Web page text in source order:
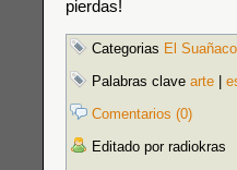
pierdas!
Categorias El
Palabras clave arte
Comentarios (0)
Editado por radiokras